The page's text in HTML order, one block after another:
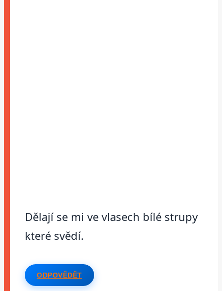
Dělají se mi ve vlasech bílé strupy
které svědí.
ODPOVĚDĚT